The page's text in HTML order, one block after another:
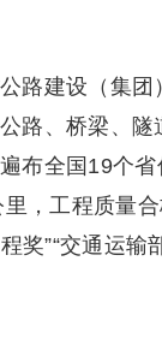
建设（集团
路、桥梁、
布全国19个
，工程质量
奖”“交通运输